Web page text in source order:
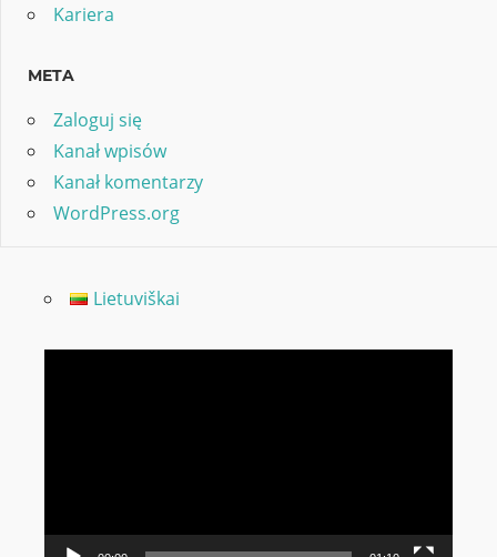
Kariera
META
Zaloguj się
Kanał wpisów
Kanał komentarzy
WordPress.org
Lietuviškai